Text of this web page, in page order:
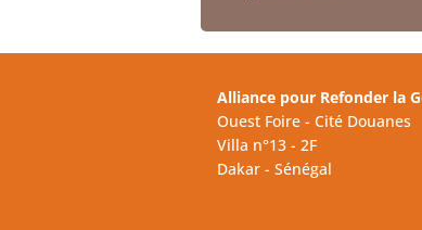
Alliance pour Refonder la
Ouest Foire - Cité Douanes
Villa n°13 - 2F
Dakar - Sénégal